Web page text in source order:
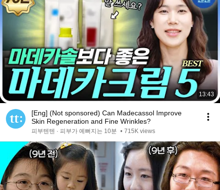
13:43
[Eng] (Not sponsored) Can Madecassol Improve
Skin Regeneration and Fine Wrinkles?
피부텐텐 · 피부가 예뻐지는 10분 • 715K views